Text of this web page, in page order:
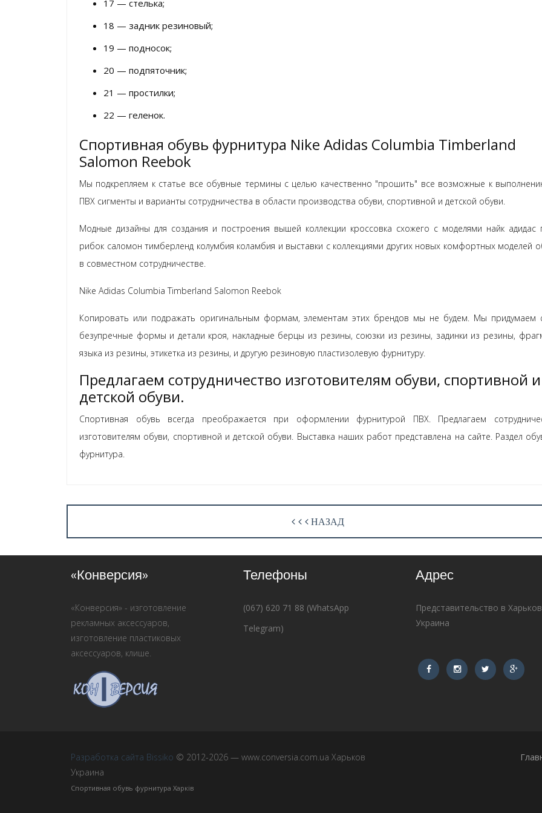
17 — стелька;
18 — задник резиновый;
19 — подносок;
20 — подпяточник;
21 — простилки;
22 — геленок.
Спортивная обувь фурнитура Nike Adidas Columbia Timberland
Salomon Reebok
Мы подкрепляем к статье все обувные термины с целью качественно "прошить" все возможные к
ПВХ сигменты и варианты сотрудничества в области производства обуви, спортивной и детской обуви.
Модные дизайны для создания и построения вышей коллекции кроссовка схожего с моделями найк адидас
рибок саломон тимберленд колумбия коламбия и выставки с коллекциями других новых комфортных моделей
в совместном сотрудничестве.
Nike Adidas Columbia Timberland Salomon Reebok
Копировать или подражать оригинальным формам, элементам этих брендов мы не будем. Мы придумаем
безупречные формы и детали кроя, накладные берцы из резины, союзки из резины, задинки из резины,
языка из резины, этикетка из резины, и другую резиновую пластизолевую фурнитуру.
Предлагаем сотрудничество изготовителям обуви, спортивной и
детской обуви.
Спортивная обувь всегда преображается при оформлении фурнитурой ПВХ. Предлагаем
изготовителям обуви, спортивной и детской обуви. Выставка наших работ представлена на сайте. Раздел
фурнитура.
НАЗАД
«Конверсия»
«Конверсия» - изготовление
рекламных аксессуаров,
изготовление пластиковых
аксессуаров, клише.
Телефоны
(067) 620 71 88 (WhatsApp
Telegram)
Адрес
Представительство в
Украина
Разработка сайта Bissiko © 2012-2026 — www.conversia.com.ua Харьков
Украина
Спортивная обувь фурнитура Харків